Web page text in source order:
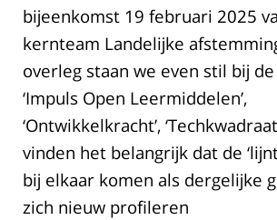
bijeenkomst 19 februari 2025
kernteam Landelijke
overleg staan we even stil bij
‘Impuls Open Leermiddelen’,
‘Ontwikkelkracht’,
vinden het belangrijk dat de
bij elkaar komen als dergelijke
zich nieuw profileren